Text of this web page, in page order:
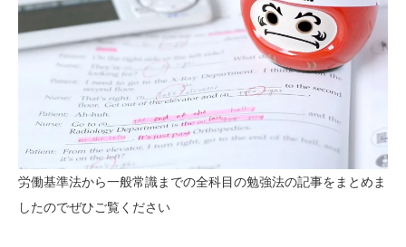
労働基準法から一般常識までの全科目の勉強法の記事をまとめま
したのでぜひご覧ください